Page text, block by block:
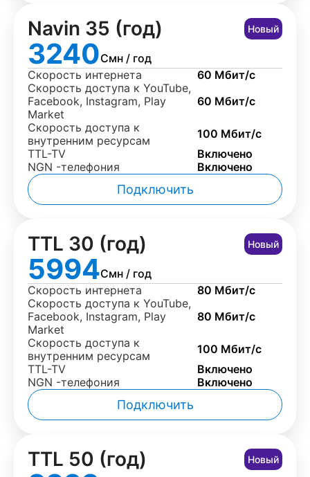
Navin 35 (год) Новый
3240Смн / год
Скорость интернета
60 Мбит/с
Скорость доступа к YouTube,
Facebook, Instagram, Play
Market
60 Мбит/с
Скорость доступа к
внутренним ресурсам
100 Мбит/с
TTL-TV
Включено
NGN -телефония
Включено
Подключить
TTL 30 (год) Новый
5994Смн / год
Скорость интернета
80 Мбит/с
Скорость доступа к YouTube,
Facebook, Instagram, Play
Market
80 Мбит/с
Скорость доступа к
внутренним ресурсам
100 Мбит/с
TTL-TV
Включено
NGN -телефония
Включено
Подключить
TTL 50 (год) Новый